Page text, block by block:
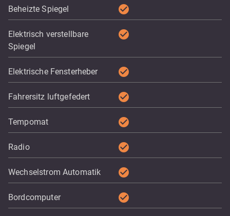
Beheizte Spiegel check_circle
Elektrisch verstellbare
Spiegel
check_circle
Elektrische Fensterheber check_circle
Fahrersitz luftgefedert check_circle
Tempomat check_circle
Radio check_circle
Wechselstrom Automatik check_circle
Bordcomputer check_circle